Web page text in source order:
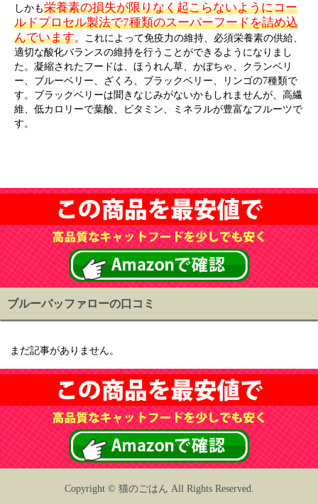
しかも栄養素の損失が限りなく起こらないようにコー
ルドプロセル製法で7種類のスーパーフードを詰め込
んでいます。これによって免疫力の維持、必須栄養素の供給、
適切な酸化バランスの維持を行うことができるようになりまし
た。凝縮されたフードは、ほうれん草、かぼちゃ、クランベリ
ー、ブルーベリー、ざくろ、ブラックベリー、リンゴの7種類で
す。ブラックベリーは聞きなじみがないかもしれませんが、高繊
維、低カロリーで葉酸、ビタミン、ミネラルが豊富なフルーツで
す。
ブルーバッファローの口コミ
まだ記事がありません。
Copyright © 猫のごはん All Rights Reserved.